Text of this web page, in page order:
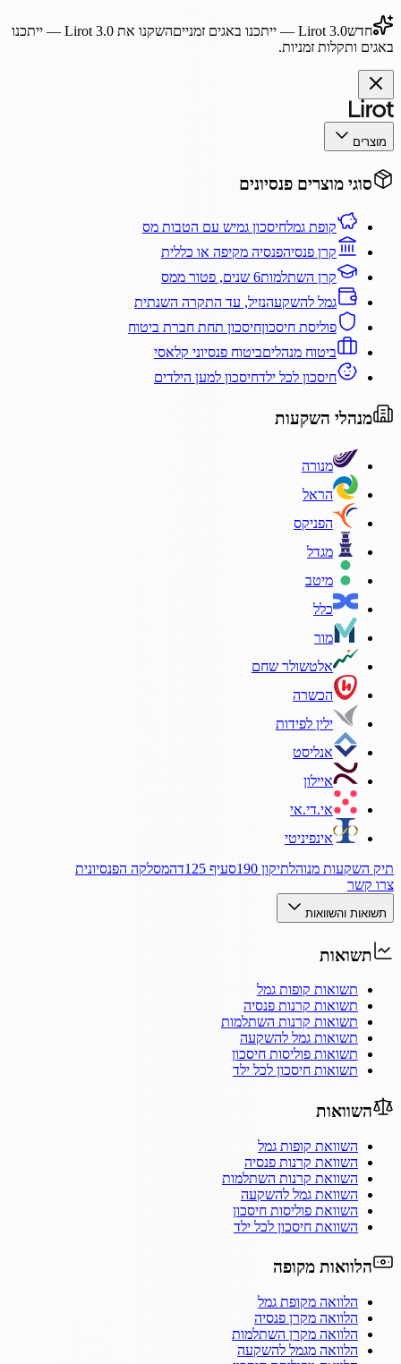
חדשLirot 3.0 — ייתכנו באגים זמנייםהשקנו את Lirot 3.0— ייתכנו
באגים ותקלות זמניות.
מוצרים
סוגי מוצרים פנסיונים
קופת גמלחיסכון גמיש עם הטבות מס
קרן פנסיהפנסיה מקיפה או כללית
קרן השתלמות6 שנים, פטור ממס
גמל להשקעהנזיל, עד התקרה השנתית
פוליסת חיסכוןחיסכון תחת חברת ביטוח
ביטוח מנהליםביטוח פנסיוני קלאסי
חיסכון לכל ילדחיסכון למען הילדים
מנהלי השקעות
מנורה
הראל
הפניקס
מגדל
מיטב
כלל
מור
אלטשולר שחם
הכשרה
ילין לפידות
אנליסט
איילון
אי.די.אי
אינפיניטי
תיק השקעות מנוהלתיקון 190 סעיף 125ד
המסלקה הפנסיונית
צרו קשר
תשואות והשוואות
תשואות
תשואות קופות גמל
תשואות קרנות פנסיה
תשואות קרנות השתלמות
תשואות גמל להשקעה
תשואות פוליסות חיסכון
תשואות חיסכון לכל ילד
השוואות
השוואת קופות גמל
השוואת קרנות פנסיה
השוואת קרנות השתלמות
השוואת גמל להשקעה
השוואת פוליסות חיסכון
השוואת חיסכון לכל ילד
הלוואות מקופה
הלוואה מקופת גמל
הלוואה מקרן פנסיה
הלוואה מקרן השתלמות
הלוואה מגמל להשקעה